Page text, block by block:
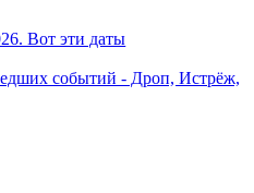
Вот эти даты
событий - Дроп, Истрёж,